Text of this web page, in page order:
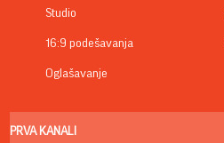
Studio
16:9 podešavanja
Oglašavanje
PRVA KANALI